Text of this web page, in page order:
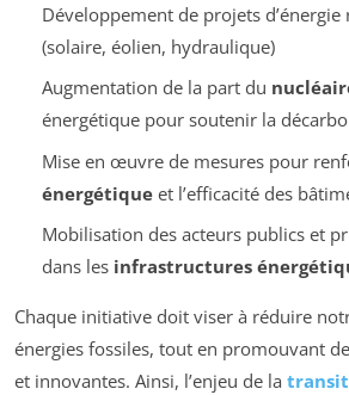
Développement de projets
(solaire, éolien, hydraulique)
Augmentation de la part du
énergétique pour soutenir la
Mise en œuvre de mesures pour
énergétiqueet l’efficacité des
Mobilisation des acteurs publics et
dans les infrastructures
Chaque initiative doit viser à réduire
énergies fossiles, tout en promouvant
et innovantes. Ainsi, l’enjeu de la